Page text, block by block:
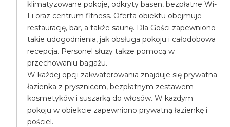
klimatyzowane pokoje, odkryty basen, bezpłatne Wi-
Fi oraz centrum fitness. Oferta obiektu obejmuje
restaurację, bar, a także saunę. Dla Gości zapewniono
takie udogodnienia, jak obsługa pokoju i całodobowa
recepcja. Personel służy także pomocą w
przechowaniu bagażu.
W każdej opcji zakwaterowania znajduje się prywatna
łazienka z prysznicem, bezpłatnym zestawem
kosmetyków i suszarką do włosów. W każdym
pokoju w obiekcie zapewniono prywatną łazienkę i
pościel.